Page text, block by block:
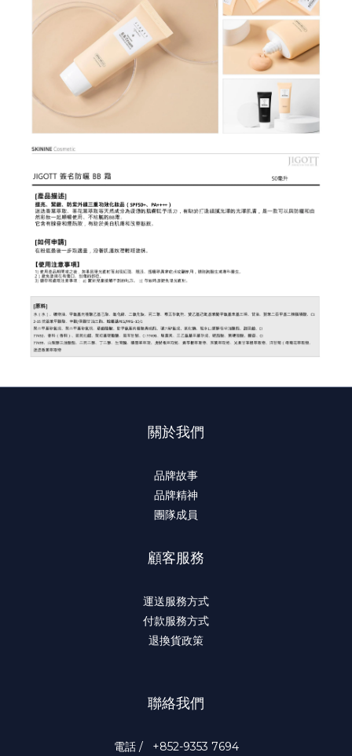
關於我們
品牌故事
品牌精神
團隊成員
顧客服務
運送服務方式
付款服務方式
退換貨政策
聯絡我們
電話 / +852-9353 7694